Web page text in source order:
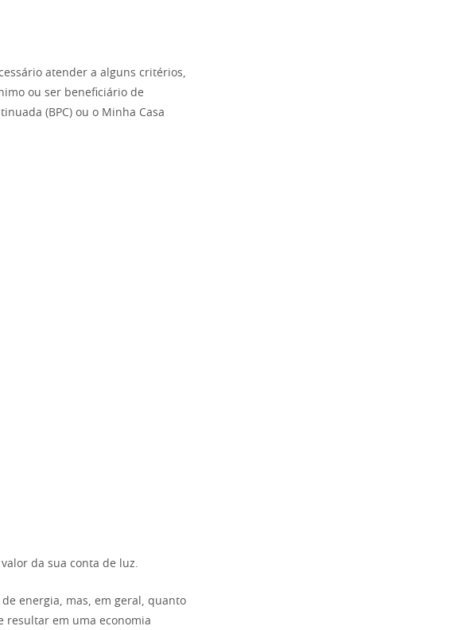
atender a alguns critérios,
ou ser beneficiário de
(BPC) ou o Minha Casa
da sua conta de luz.
energia, mas, em geral, quanto
resultar em uma economia